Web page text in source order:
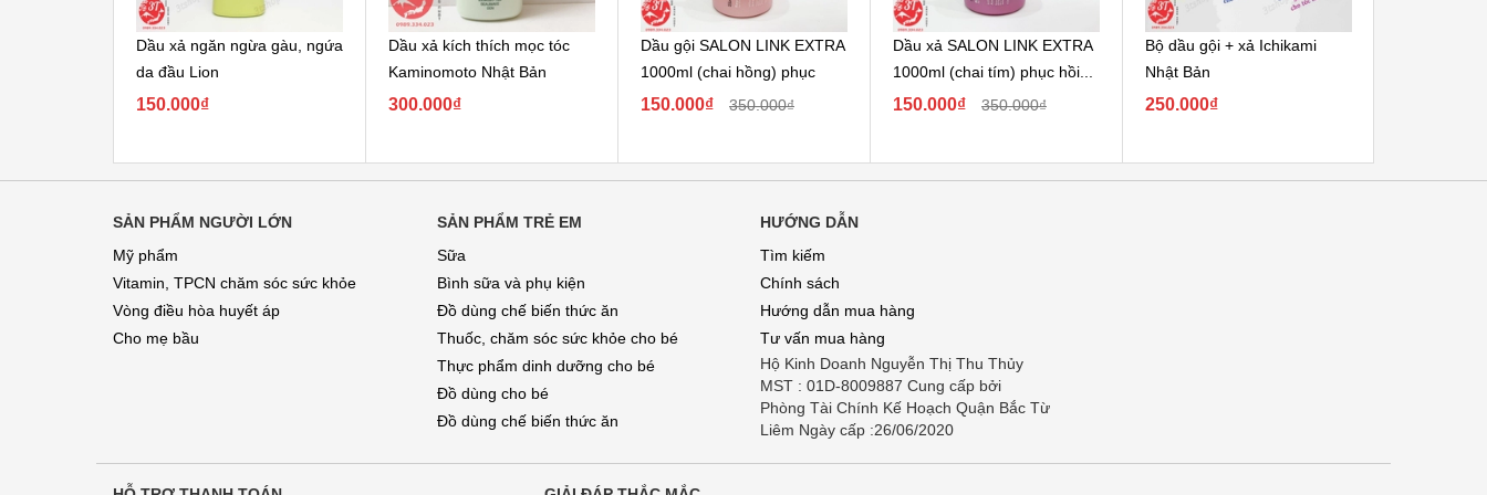
Dầu xả ngăn ngừa gàu, ngứa
da đầu Lion
150.000₫
Dầu xả kích thích mọc tóc
Kaminomoto Nhật Bản
300.000₫
Dầu gội SALON LINK EXTRA
1000ml (chai hồng) phục
hồi...
150.000₫ 350.000₫
Dầu xả SALON LINK EXTRA
1000ml (chai tím) phục hồi...
150.000₫ 350.000₫
Bộ dầu gội + xả Ichikami
Nhật Bản
250.000₫
SẢN PHẨM NGƯỜI LỚN
Mỹ phẩm
Vitamin, TPCN chăm sóc sức khỏe
Vòng điều hòa huyết áp
Cho mẹ bầu
SẢN PHẨM TRẺ EM
Sữa
Bình sữa và phụ kiện
Đồ dùng chế biến thức ăn
Thuốc, chăm sóc sức khỏe cho bé
Thực phẩm dinh dưỡng cho bé
Đồ dùng cho bé
Đồ dùng chế biến thức ăn
HƯỚNG DẪN
Tìm kiếm
Chính sách
Hướng dẫn mua hàng
Tư vấn mua hàng
Hộ Kinh Doanh Nguyễn Thị Thu Thủy
MST : 01D-8009887 Cung cấp bởi
Phòng Tài Chính Kế Hoạch Quận Bắc Từ
Liêm Ngày cấp :26/06/2020